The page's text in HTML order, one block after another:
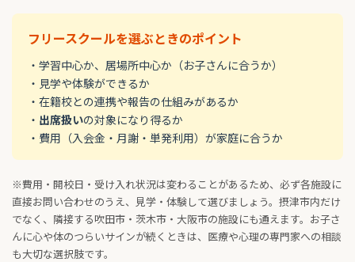
フリースクールを選ぶときのポイント
・学習中心か、居場所中心か（お子さんに合うか）
・見学や体験ができるか
・在籍校との連携や報告の仕組みがあるか
・ 出席扱いの対象になり得るか
・費用（入会金・月謝・単発利用）が家庭に合うか
※費用・開校日・受け入れ状況は変わることがあるため、必ず各施設に
直接お問い合わせのうえ、見学・体験して選びましょう。摂津市内だけ
でなく、隣接する吹田市・茨木市・大阪市の施設にも通えます。お子さ
んに心や体のつらいサインが続くときは、医療や心理の専門家への相談
も大切な選択肢です。